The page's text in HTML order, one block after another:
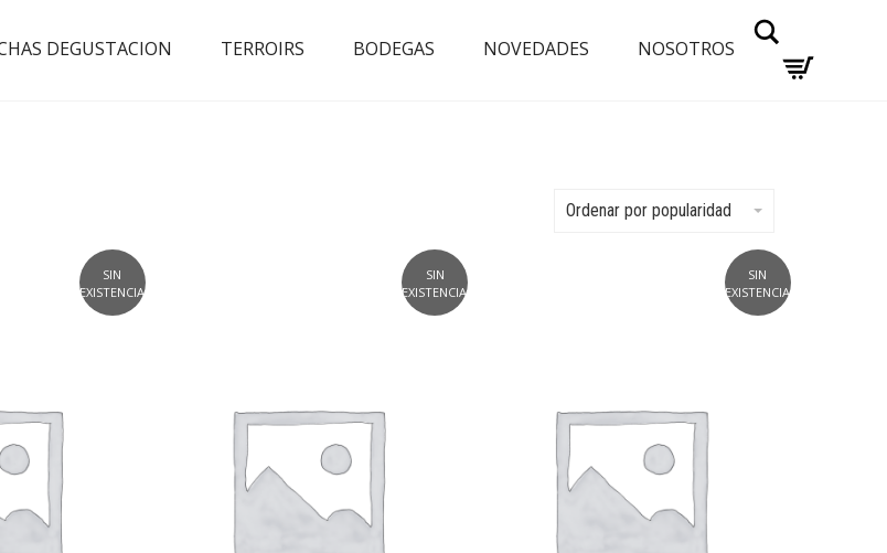
DEGUSTACION TERROIRS BODEGAS NOVEDADES NOSOTROS
Ordenar por popularidad
SIN
EXISTENCIAS
SIN
EXISTENCIAS
SIN
EXISTENCIAS